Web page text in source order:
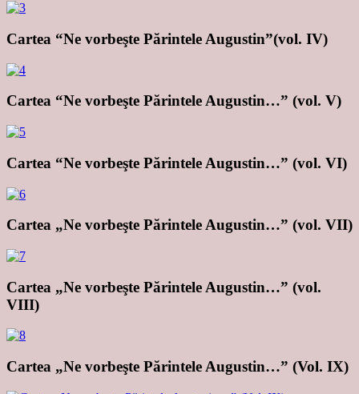
Cartea “Ne vorbeşte Părintele Augustin”(vol. IV)
Cartea “Ne vorbeşte Părintele Augustin…” (vol. V)
Cartea “Ne vorbeşte Părintele Augustin…” (vol. VI)
Cartea „Ne vorbeşte Părintele Augustin…” (vol. VII)
Cartea „Ne vorbeşte Părintele Augustin…” (vol.
VIII)
Cartea „Ne vorbeşte Părintele Augustin…” (Vol. IX)